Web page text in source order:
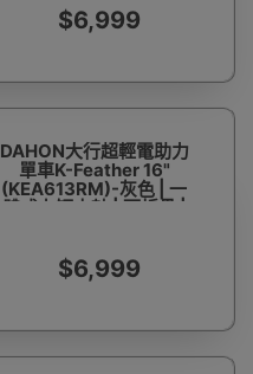
$6,999
DAHON大行超輕電助力
單車K-Feather 16"
(KEA613RM)-灰色 | 一
體式力矩中軸 | 可折疊 |
$6,999